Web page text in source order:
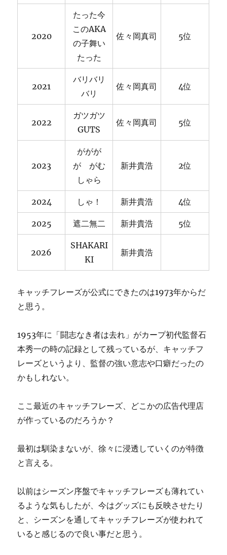
2020
たった今
このAKA
の子舞い
たった
佐々岡真司 5位
2021
バリバリ
バリ
佐々岡真司 4位
2022
ガツガツ
GUTS
佐々岡真司 5位
2023
ががが
が がむ
しゃら
新井貴浩 2位
2024 しゃ！ 新井貴浩 4位
2025 遮二無二 新井貴浩 5位
2026
SHAKARI
KI
新井貴浩
キャッチフレーズが公式にできたのは1973年からだ
と思う。
1953年に「闘志なき者は去れ」がカープ初代監督石
本秀一の時の記録として残っているが、キャッチフ
レーズというより、監督の強い意志や口癖だったの
かもしれない。
ここ最近のキャッチフレーズ、どこかの広告代理店
が作っているのだろうか？
最初は馴染まないが、徐々に浸透していくのが特徴
と言える。
以前はシーズン序盤でキャッチフレーズも薄れてい
るような気もしたが、今はグッズにも反映させたり
と、シーズンを通してキャッチフレーズが使われて
いると感じるので良い事だと思う。